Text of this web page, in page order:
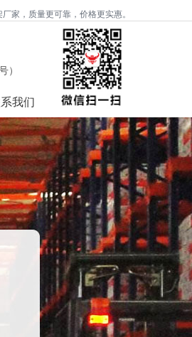
）
我们
家，质量更可靠，价格更实惠。